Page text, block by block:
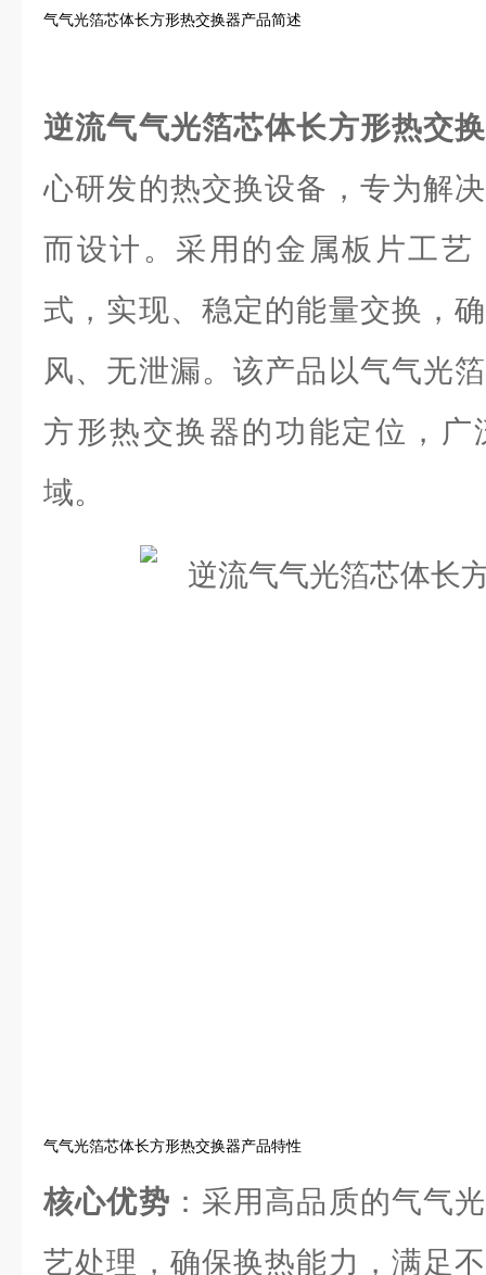
气气光箔芯体长方形热交换器产品简述
逆流气气光箔芯体长方形热交
心研发的热交换设备，专为解
而设计。采用的金属板片工艺
式，实现、稳定的能量交换，
风、无泄漏。该产品以气气光
方形热交换器的功能定位，
域。
气气光箔芯体长方形热交换器产品特性
核心优势 ：采用高品质的气气
艺处理，确保换热能力，满足